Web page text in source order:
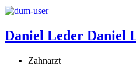
Daniel Leder Daniel
Zahnarzt